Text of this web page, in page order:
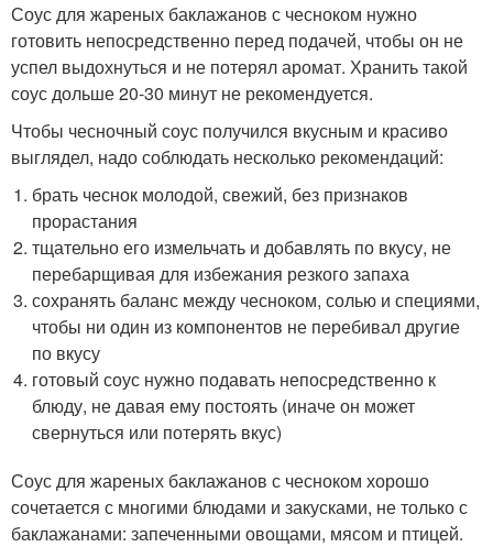
Соус для жареных баклажанов с чесноком нужно
готовить непосредственно перед подачей, чтобы он не
успел выдохнуться и не потерял аромат. Хранить такой
соус дольше 20-30 минут не рекомендуется.
Чтобы чесночный соус получился вкусным и красиво
выглядел, надо соблюдать несколько рекомендаций:
брать чеснок молодой, свежий, без признаков
прорастания
тщательно его измельчать и добавлять по вкусу, не
перебарщивая для избежания резкого запаха
сохранять баланс между чесноком, солью и специями,
чтобы ни один из компонентов не перебивал другие
по вкусу
готовый соус нужно подавать непосредственно к
блюду, не давая ему постоять (иначе он может
свернуться или потерять вкус)
Соус для жареных баклажанов с чесноком хорошо
сочетается с многими блюдами и закусками, не только с
баклажанами: запеченными овощами, мясом и птицей.